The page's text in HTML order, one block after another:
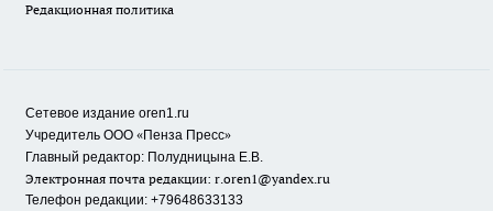
Редакционная политика
Сетевое издание oren1.ru
Учредитель ООО «Пенза Пресс»
Главный редактор: Полудницына Е.В.
Электронная почта редакции: r.oren1@yandex.ru
Телефон редакции: +79648633133